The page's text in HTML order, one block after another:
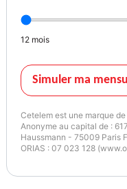
- elle élimine les
- idéal pour les gros
électriquement pour
aux conditions météo.
Equipements :
- energie : essence
- kilometrage : 68200
12 mois
Simuler ma
Cetelem est une marque
Anonyme au capital de :
Haussmann - 75009 Paris
ORIAS : 07 023 128